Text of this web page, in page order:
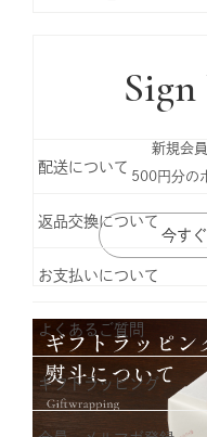
配送について
返品交換について
お支払いについて
よくあるご質問
ギフトラッビング
新規会
500円分の
今す